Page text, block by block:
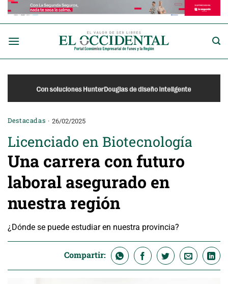
Saltar
Destacadas 26/02/2025
Licenciado en Biotecnología
Una carrera con futuro
laboral asegurado en
nuestra región
¿Dónde se puede estudiar en nuestra provincia?
Compartir: